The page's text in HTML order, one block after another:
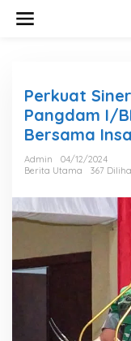
Perkuat
Pangdam I/
Bersama
Admin
04/12/2024
Berita Utama
367